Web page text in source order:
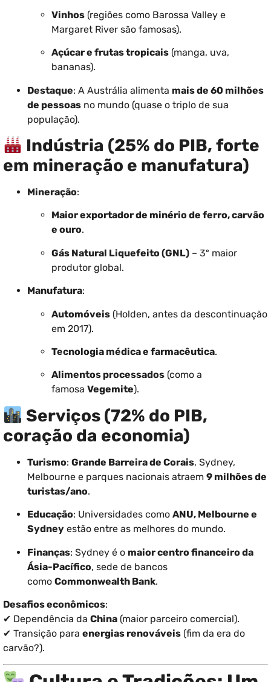
Vinhos (regiões como Barossa Valley e
Margaret River são famosas).
Açúcar e frutas tropicais (manga, uva,
bananas).
Destaque: A Austrália alimenta mais de 60 milhões
de pessoas no mundo (quase o triplo de sua
população).
Indústria (25% do PIB, forte
em mineração e manufatura)
Mineração:
Maior exportador de minério de ferro, carvão
e ouro.
Gás Natural Liquefeito (GNL) – 3º maior
produtor global.
Manufatura:
Automóveis (Holden, antes da descontinuação
em 2017).
Tecnologia médica e farmacêutica.
Alimentos processados (como a
famosa Vegemite).
Serviços (72% do PIB,
coração da economia)
Turismo: Grande Barreira de Corais, Sydney,
Melbourne e parques nacionais atraem 9 milhões de
turistas/ano.
Educação: Universidades como ANU, Melbourne e
Sydney estão entre as melhores do mundo.
Finanças: Sydney é o maior centro financeiro da
Ásia-Pacífico, sede de bancos
como Commonwealth Bank.
Desafios econômicos:
✔ Dependência da China (maior parceiro comercial).
✔ Transição para energias renováveis (fim da era do
carvão?).